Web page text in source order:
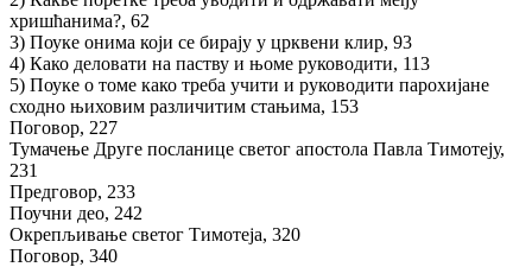
хришћанима?, 62
3) Поуке онима који се бирају у црквени клир, 93
4) Како деловати на паству и њоме руководити, 113
5) Поуке о томе како треба учити и руководити парохијане
сходно њиховим различитим стањима, 153
Поговор, 227
Тумачење Друге посланице светог апостола Павла Тимотеју,
231
Предговор, 233
Поучни део, 242
Окрепљивање светог Тимотеја, 320
Поговор, 340